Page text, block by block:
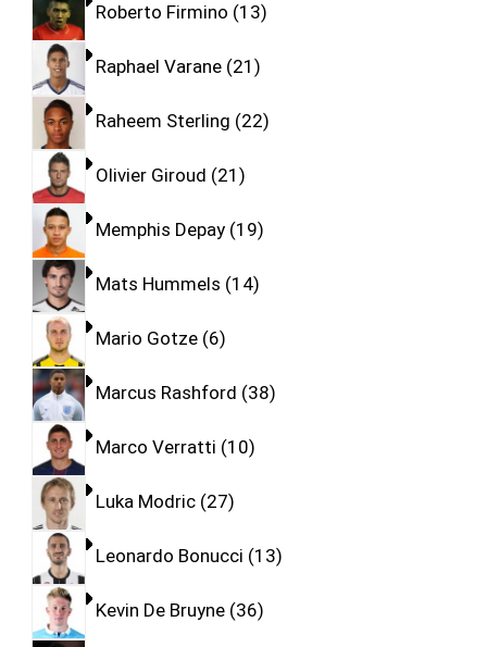
Roberto Firmino 13
Raphael Varane 21
Raheem Sterling 22
Olivier Giroud 21
Memphis Depay 19
Mats Hummels 14
Mario Gotze 6
Marcus Rashford 38
Marco Verratti 10
Luka Modric 27
Leonardo Bonucci 13
Kevin De Bruyne 36